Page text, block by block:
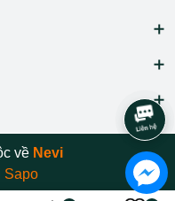
về Nevi
Sapo